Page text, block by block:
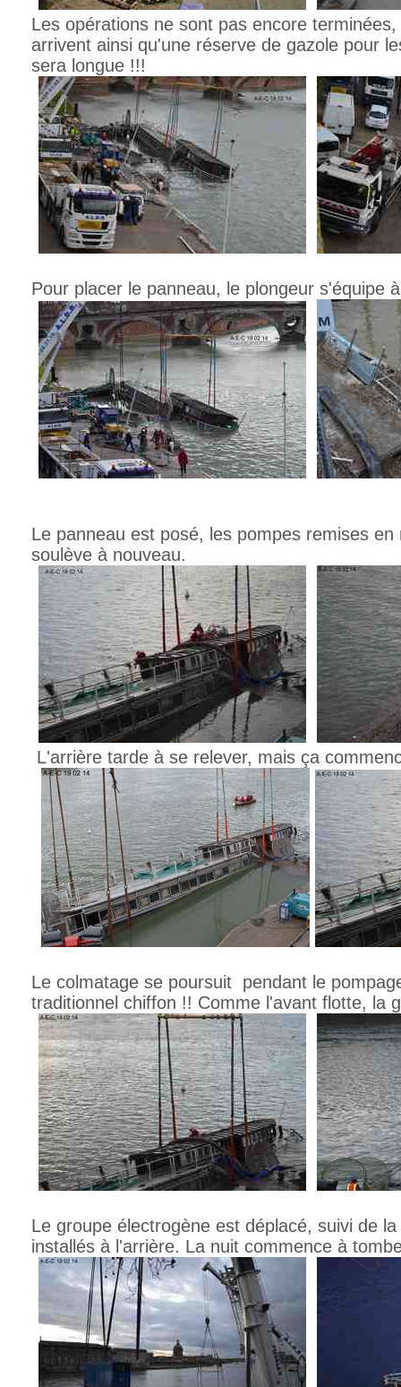
Les opérations ne sont pas encore
arrivent ainsi qu'une réserve de gazole pour
sera longue !!!
Pour placer le panneau, le plongeur s'équipe
Le panneau est posé, les pompes remises
soulève à nouveau.
L'arrière tarde à se relever, mais ça
Le colmatage se poursuit pendant le
traditionnel chiffon !! Comme l'avant flotte, la
Le groupe électrogène est déplacé, suivi de
installés à l'arrière. La nuit commence à